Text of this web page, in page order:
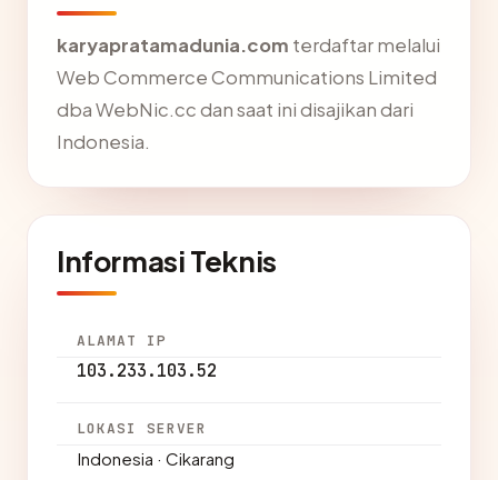
karyapratamadunia.com terdaftar melalui
Web Commerce Communications Limited
dba WebNic.cc dan saat ini disajikan dari
Indonesia.
Informasi Teknis
ALAMAT IP
103.233.103.52
LOKASI SERVER
Indonesia · Cikarang